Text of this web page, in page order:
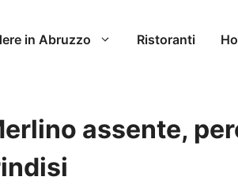
in Abruzzo Ristoranti
assente,